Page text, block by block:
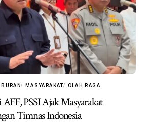
MASYARAKAT OLAH RAGA
PSSI Ajak Masyarakat
Timnas Indonesia